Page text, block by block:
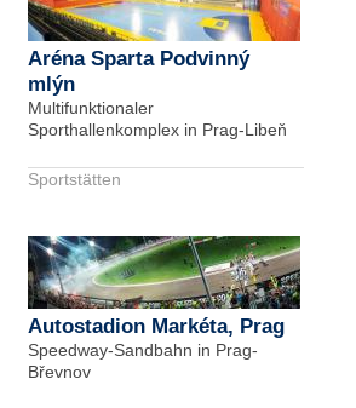
Aréna Sparta Podvinný
mlýn
Multifunktionaler
Sporthallenkomplex in Prag-Libeň
Sportstätten
Autostadion Markéta, Prag
Speedway-Sandbahn in Prag-
Břevnov